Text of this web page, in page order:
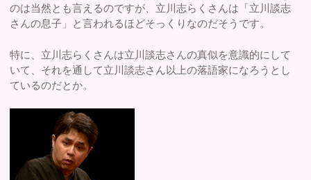
のは当然とも言えるのですが、立川志らくさんは「立川談志
さんの息子」と言われるほどそっくりなのだそうです。
特に、立川志らくさんは立川談志さんの真似を意識的にして
いて、それを通して立川談志さん以上の落語家になろうとし
ているのだとか。